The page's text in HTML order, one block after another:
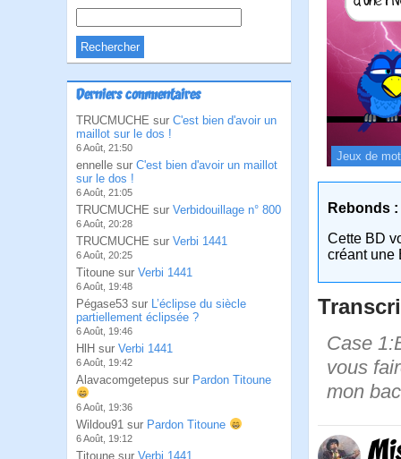
Derniers commentaires
TRUCMUCHE sur C'est bien d'avoir un
maillot sur le dos !
6 Août, 21:50
ennelle sur C'est bien d'avoir un maillot
sur le dos !
6 Août, 21:05
TRUCMUCHE sur Verbidouillage n° 800
6 Août, 20:28
TRUCMUCHE sur Verbi 1441
6 Août, 20:25
Titoune sur Verbi 1441
6 Août, 19:48
Pégase53 sur L’éclipse du siècle
partiellement éclipsée ?
6 Août, 19:46
HlH sur Verbi 1441
6 Août, 19:42
Alavacomgetepus sur Pardon Titoune
6 Août, 19:36
Wildou91 sur Pardon Titoune
6 Août, 19:12
Titoune sur Verbi 1441
Jeux de
Rebonds :
Cette BD
créant une
Case
vous
mon